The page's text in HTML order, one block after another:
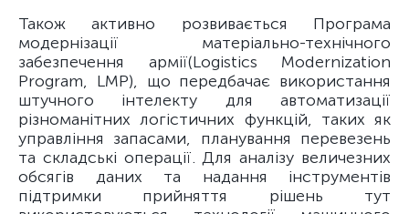
Також активно розвивається Програма
модернізації матеріально-технічного
забезпечення армії(Logistics Modernization
Program, LMP), що передбачає використання
штучного інтелекту для автоматизації
різноманітних логістичних функцій, таких як
управління запасами, планування перевезень
та складські операції. Для аналізу величезних
обсягів даних та надання інструментів
підтримки прийняття рішень тут